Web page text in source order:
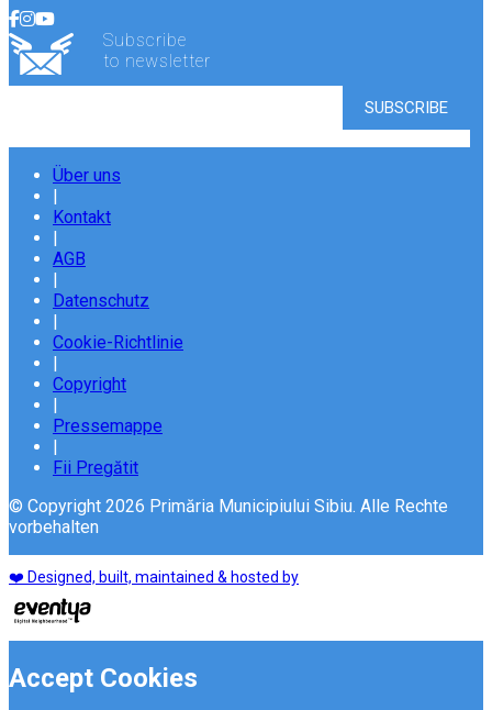
Subscribe
to newsletter
Über uns
Kontakt
AGB
Datenschutz
Cookie-Richtlinie
Copyright
Pressemappe
Fii Pregătit
© Copyright 2026 Primăria Municipiului Sibiu. Alle Rechte
vorbehalten
❤️ Designed, built, maintained & hosted by
Accept Cookies